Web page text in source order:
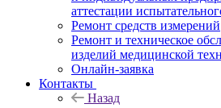
аттестации
Ремонт средств измерений
Ремонт и техническое
изделий медицинской
Онлайн-заявка
Контакты
Назад